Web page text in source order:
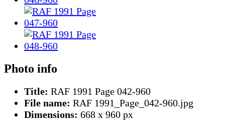
Photo info
Title: RAF 1991 Page 042-960
File name: RAF 1991_Page_042-960.jpg
Dimensions: 668 x 960 px